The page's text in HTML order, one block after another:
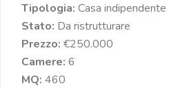
Tipologia: Casa indipendente
Stato: Da ristrutturare
Prezzo: €250.000
Camere: 6
MQ: 460